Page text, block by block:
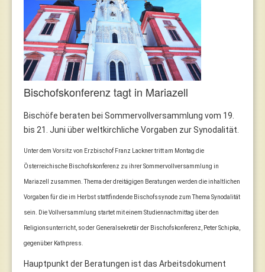
Bischofskonferenz tagt in Mariazell
Bischöfe beraten bei Sommervollversammlung vom 19.
bis 21. Juni über weltkirchliche Vorgaben zur Synodalität.
Unter dem Vorsitz von Erzbischof Franz Lackner tritt am Montag die
Österreichische Bischofskonferenz zu ihrer Sommervollversammlung in
Mariazell zusammen. Thema der dreitägigen Beratungen werden die inhaltlichen
Vorgaben für die im Herbst stattfindende Bischofssynode zum Thema Synodalität
sein. Die Vollversammlung startet mit einem Studiennachmittag über den
Religionsunterricht, so der Generalsekretär der Bischofskonferenz, Peter Schipka,
gegenüber Kathpress.
Hauptpunkt der Beratungen ist das Arbeitsdokument